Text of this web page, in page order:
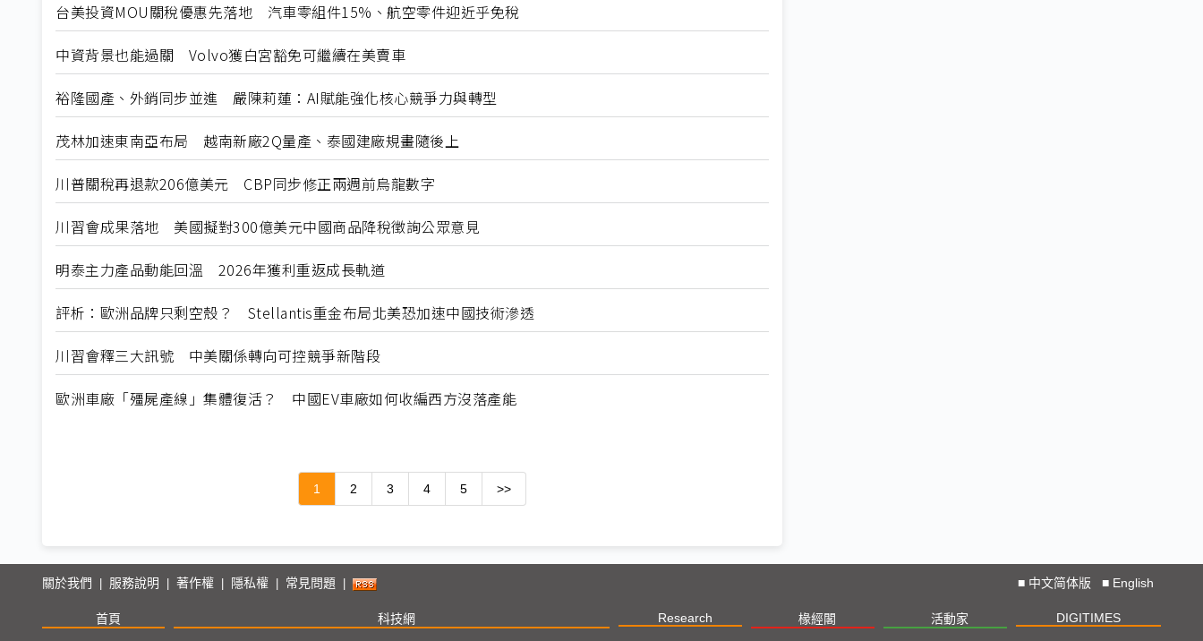
台美投資MOU關稅優惠先落地 汽車零組件15%、航空零件迎近乎免稅
中資背景也能過關 Volvo獲白宮豁免可繼續在美賣車
裕隆國產、外銷同步並進 嚴陳莉蓮：AI賦能強化核心競爭力與轉型
茂林加速東南亞布局 越南新廠2Q量產、泰國建廠規畫隨後上
川普關稅再退款206億美元 CBP同步修正兩週前烏龍數字
川習會成果落地 美國擬對300億美元中國商品降稅徵詢公眾意見
明泰主力產品動能回溫 2026年獲利重返成長軌道
評析：歐洲品牌只剩空殼？ Stellantis重金布局北美恐加速中國技術滲透
川習會釋三大訊號 中美關係轉向可控競爭新階段
歐洲車廠「殭屍產線」集體復活？ 中國EV車廠如何收編西方沒落產能
1 2 3 4 5 >>
關於我們 服務說明 著作權 隱私權 常見問題 ■ 中文简体版 ■ English
首頁 科技網 Research 椽經閣 活動家 DIGITIMES